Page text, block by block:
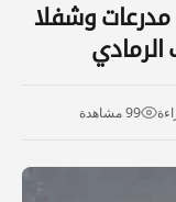
مدرعات وشفلا
99 مشاهدة